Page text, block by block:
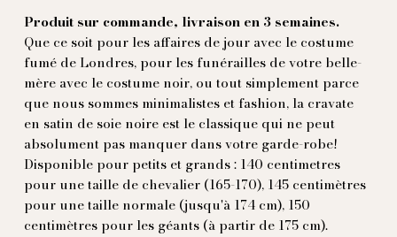
Produit sur commande, livraison en 3 semaines.
Que ce soit pour les affaires de jour avec le costume
fumé de Londres, pour les funérailles de votre belle-
mère avec le costume noir, ou tout simplement parce
que nous sommes minimalistes et fashion, la cravate
en satin de soie noire est le classique qui ne peut
absolument pas manquer dans votre garde-robe!
Disponible pour petits et grands : 140 centimetres
pour une taille de chevalier (165-170), 145 centimètres
pour une taille normale (jusqu'à 174 cm), 150
centimètres pour les géants (à partir de 175 cm).